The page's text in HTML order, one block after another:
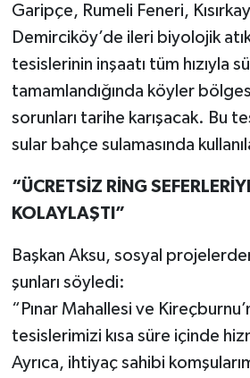
Garipçe, Rumeli Feneri,
Demirciköy’de ileri biyolojik
tesislerinin inşaatı tüm hızıyla
tamamlandığında köyler
sorunları tarihe karışacak. Bu
sular bahçe sulamasında
“ÜCRETSİZ RİNG
KOLAYLAŞTI”
Başkan Aksu, sosyal
şunları söyledi:
“Pınar Mahallesi ve
tesislerimizi kısa süre içinde
Ayrıca, ihtiyaç sahibi